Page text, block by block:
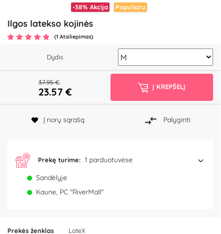
-38% Akcija Populiaru
Ilgos latekso kojinės
(1 Atsiliepimas)
Prekės ženklas LateX
Dydis
37.95 €
23.57€ Į KREPŠELĮ
Į norų sąrašą Palyginti
Prekę turime: 1 parduotuvėse
Sandėlyje
Kaune, PC "RiverMall"